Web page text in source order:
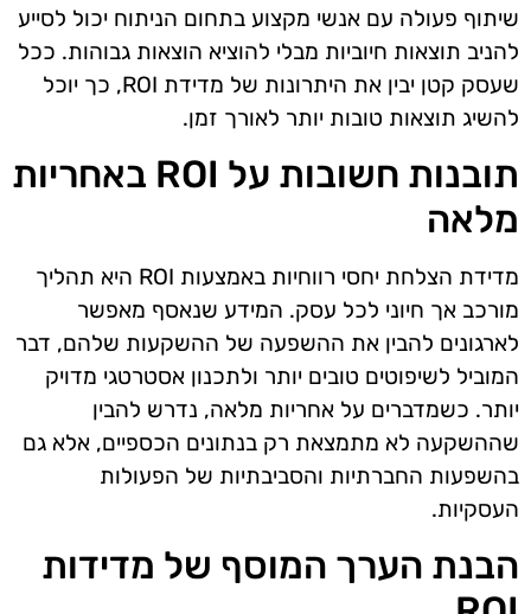
שיתוף פעולה עם אנשי מקצוע בתחום הניתוח יכול לסייע
להניב תוצאות חיוביות מבלי להוציא הוצאות גבוהות. ככל
שעסק קטן יבין את היתרונות של מדידת ROI, כך יוכל
להשיג תוצאות טובות יותר לאורך זמן.
תובנות חשובות על ROI באחריות
מלאה
מדידת הצלחת יחסי רווחיות באמצעות ROI היא תהליך
מורכב אך חיוני לכל עסק. המידע שנאסף מאפשר
לארגונים להבין את ההשפעה של ההשקעות שלהם, דבר
המוביל לשיפוטים טובים יותר ולתכנון אסטרטגי מדויק
יותר. כשמדברים על אחריות מלאה, נדרש להבין
שההשקעה לא מתמצאת רק בנתונים הכספיים, אלא גם
בהשפעות החברתיות והסביבתיות של הפעולות
העסקיות.
הבנת הערך המוסף של מדידות